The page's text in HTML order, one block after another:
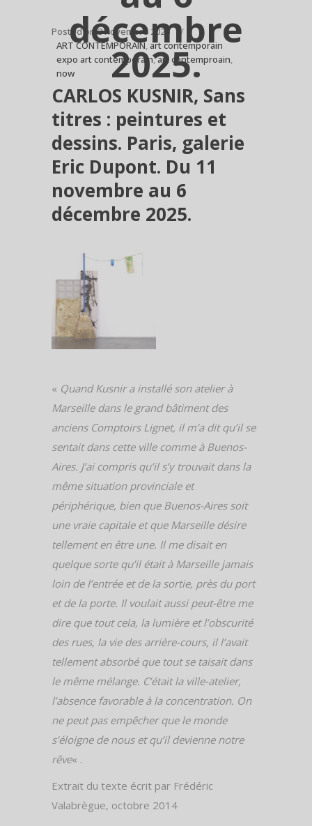
décembre
2025.
Posted on 3 novembre 2025
ART CONTEMPORAIN, art contemporain
expo art contemporain,art contemproain,
now
CARLOS KUSNIR, Sans
titres : peintures et
dessins. Paris, galerie
Eric Dupont. Du 11
novembre au 6
décembre 2025.
« Quand Kusnir a installé son atelier à
Marseille dans le grand bâtiment des
anciens Comptoirs Lignet, il m’a dit qu’il se
sentait dans cette ville comme à Buenos-
Aires. J’ai compris qu’il s’y trouvait dans la
même situation provinciale et
périphérique, bien que Buenos-Aires soit
une vraie capitale et que Marseille désire
tellement en être une. Il me disait en
quelque sorte qu’il était à Marseille jamais
loin de l’entrée et de la sortie, près du port
et de la porte. Il voulait aussi peut-être me
dire que tout cela, la lumière et l’obscurité
des rues, la vie des arrière-cours, il l’avait
tellement absorbé que tout se taisait dans
le même mélange. C’était la ville-atelier,
l’absence favorable à la concentration. On
ne peut pas empêcher que le monde
s’éloigne de nous et qu’il devienne notre
rêve« .
Extrait du texte écrit par Frédéric
Valabrègue, octobre 2014